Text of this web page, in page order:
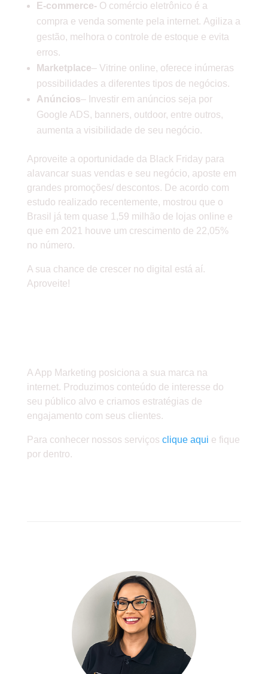
E-commerce- O comércio eletrônico é a
compra e venda somente pela internet. Agiliza a
gestão, melhora o controle de estoque e evita
erros.
Marketplace– Vitrine online, oferece inúmeras
possibilidades a diferentes tipos de negócios.
Anúncios– Investir em anúncios seja por
Google ADS, banners, outdoor, entre outros,
aumenta a visibilidade de seu negócio.
Aproveite a oportunidade da Black Friday para
alavancar suas vendas e seu negócio, aposte em
grandes promoções/ descontos. De acordo com
estudo realizado recentemente, mostrou que o
Brasil já tem quase 1,59 milhão de lojas online e
que em 2021 houve um crescimento de 22,05%
no número.
A sua chance de crescer no digital está aí.
Aproveite!
A App Marketing posiciona a sua marca na
internet. Produzimos conteúdo de interesse do
seu público alvo e criamos estratégias de
engajamento com seus clientes.
Para conhecer nossos serviços clique aqui e fique
por dentro.